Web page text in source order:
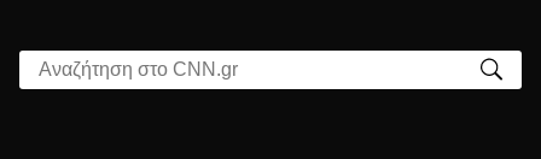
Αναζήτηση στο CNN.gr